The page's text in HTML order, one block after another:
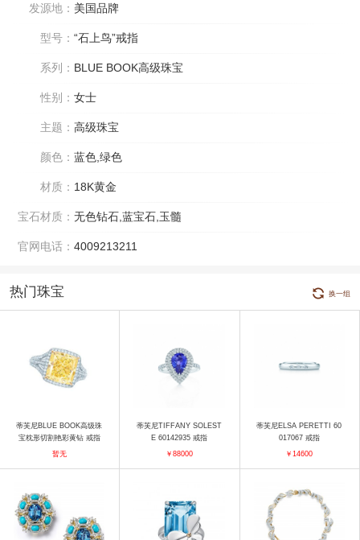
发源地： 美国品牌
型号： “石上鸟”戒指
系列： BLUE BOOK高级珠宝
性别： 女士
主题： 高级珠宝
颜色： 蓝色,绿色
材质： 18K黄金
宝石材质： 无色钻石,蓝宝石,玉髓
官网电话： 4009213211
热门珠宝 换一组
蒂芙尼BLUE BOOK高级珠
宝枕形切割艳彩黄钻 戒指
暂无
蒂芙尼TIFFANY SOLEST
E 60142935 戒指
￥88000
蒂芙尼ELSA PERETTI 60
017067 戒指
￥14600